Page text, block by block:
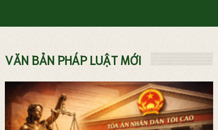
VĂN BẢN PHÁP LUẬT MỚI